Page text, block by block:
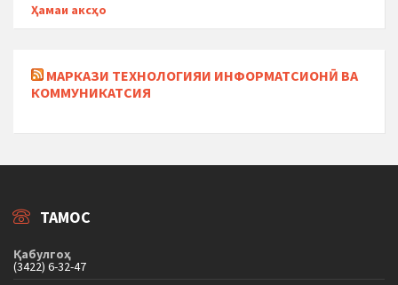
Ҳамаи аксҳо
МАРКАЗИ ТЕХНОЛОГИЯИ ИНФОРМАТСИОНӢ ВА
КОММУНИКАТСИЯ
ТАМОС
Қабулгоҳ
(3422) 6-32-47